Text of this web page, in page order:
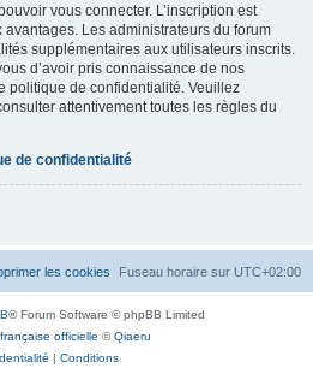
vous connecter. L’inscription est
Les administrateurs du forum
supplémentaires aux utilisateurs inscrits.
d’avoir pris connaissance de nos
politique de confidentialité. Veuillez
attentivement toutes les règles du
de confidentialité
Fuseau horaire sur UTC+02:00
les cookies
® Forum Software © phpBB Limited
officielle ©Qiaeru
| Conditions